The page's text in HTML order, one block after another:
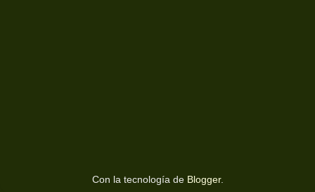
Con la tecnología de Blogger.